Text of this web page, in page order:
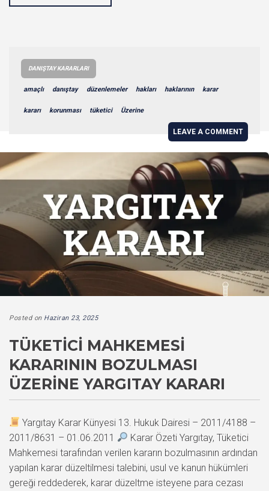
DANIŞTAY KARARLARI
amaçlı danıştay düzenlemeler hakları haklarının karar
kararı korunması tüketici Üzerine
LEAVE A COMMENT
Posted on Haziran 23, 2025
TÜKETICI MAHKEMESI
KARARININ BOZULMASI
ÜZERINE YARGITAY KARARI
Yargıtay Karar Künyesi 13. Hukuk Dairesi – 2011/4188 –
2011/8631 – 01.06.2011
Karar Özeti Yargıtay, Tüketici
Mahkemesi tarafından verilen kararın bozulmasının ardından
yapılan karar düzeltilmesi talebini, usul ve kanun hükümleri
gereği reddederek, karar düzeltme isteyene para cezası